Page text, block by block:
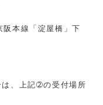
本線「淀屋橋」下
、上記➁の受付場所